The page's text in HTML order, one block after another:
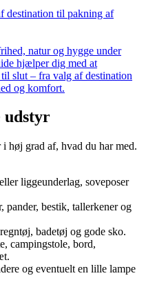
destination til pakning af
natur og hygge under
hjælper dig med at
slut – fra valg af destination
og komfort.
udstyr
høj grad af, hvad du har med.
liggeunderlag, soveposer
pander, bestik, tallerkener og
badetøj og gode sko.
campingstole, bord,
og eventuelt en lille lampe